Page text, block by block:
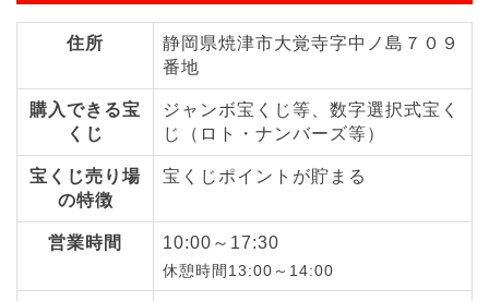
住所
静岡県焼津市大覚寺字中ノ島７０９
番地
購入できる宝
くじ
ジャンボ宝くじ等、数字選択式宝く
じ（ロト・ナンバーズ等）
宝くじ売り場
の特徴
宝くじポイントが貯まる
営業時間 10:00～17:30
休憩時間13:00～14:00